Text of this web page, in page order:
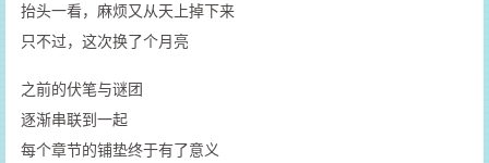
抬头一看，麻烦又从天上掉下来
只不过，这次换了个月亮
之前的伏笔与谜团
逐渐串联到一起
每个章节的铺垫终于有了意义